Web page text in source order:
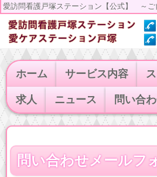
愛訪問看護戸塚ステーション【公式】 ～
ホーム サービス内容
求人 ニュース 問い合
問い合わせメールフ